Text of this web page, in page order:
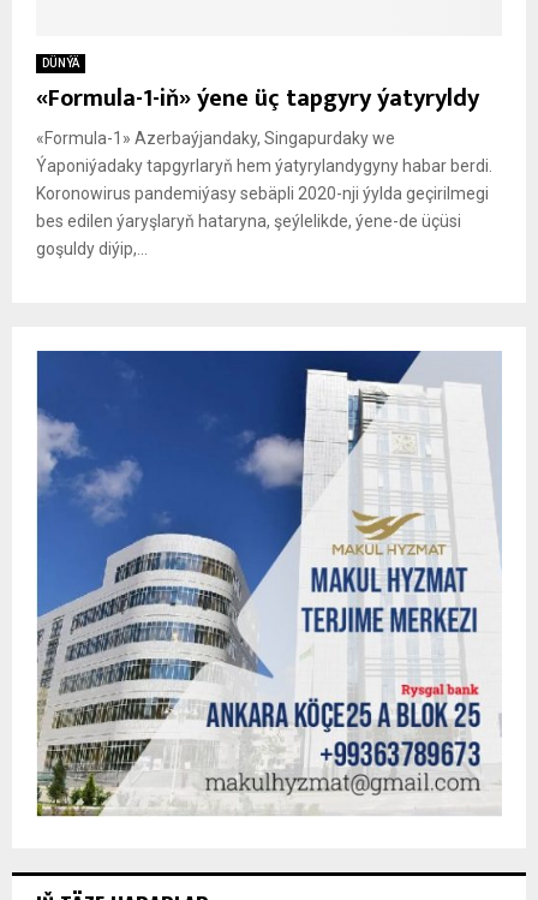
DÜNÝÄ
«Formula-1-iň» ýene üç tapgyry ýatyryldy
«Formula-1» Azerbaýjandaky, Singapurdaky we
Ýaponiýadaky tapgyrlaryň hem ýatyrylandygyny habar berdi.
Koronowirus pandemiýasy sebäpli 2020-nji ýylda geçirilmegi
bes edilen ýaryşlaryň hataryna, şeýlelikde, ýene-de üçüsi
goşuldy diýip,...